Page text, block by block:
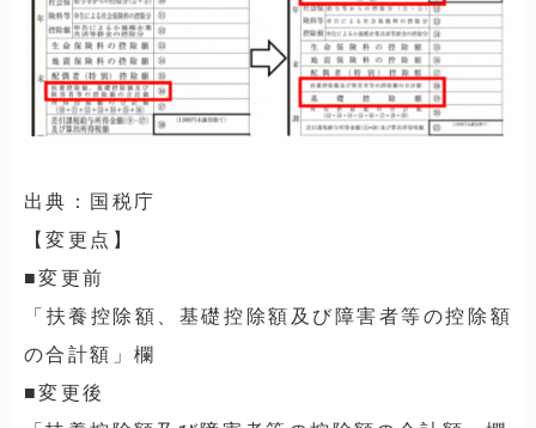
出典：国税庁
【変更点】
■変更前
「扶養控除額、基礎控除額及び障害者等の控除額
の合計額」欄
■変更後